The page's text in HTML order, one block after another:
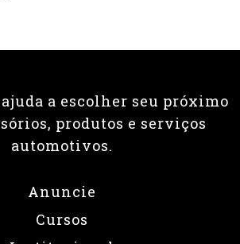
a escolher seu próximo
produtos e serviços
automotivos.
Anuncie
Cursos